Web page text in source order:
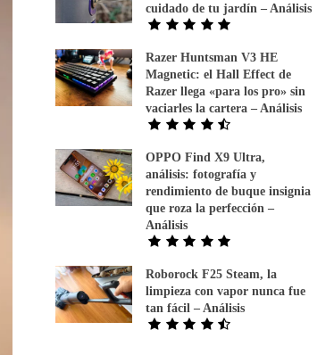
cuidado de tu jardín – Análisis
Razer Huntsman V3 HE
Magnetic: el Hall Effect de
Razer llega «para los pro» sin
vaciarles la cartera – Análisis
OPPO Find X9 Ultra,
análisis: fotografía y
rendimiento de buque insignia
que roza la perfección –
Análisis
Roborock F25 Steam, la
limpieza con vapor nunca fue
tan fácil – Análisis